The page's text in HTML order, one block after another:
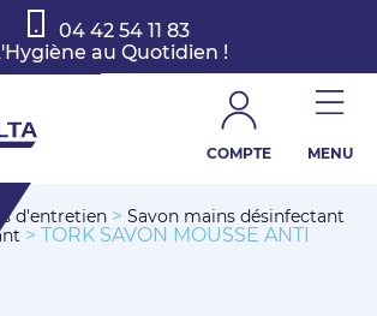
04 42 54 11 83
au Quotidien !
COMPTE MENU
d'entretien > Savon mains désinfectant
> TORK SAVON MOUSSE ANTI